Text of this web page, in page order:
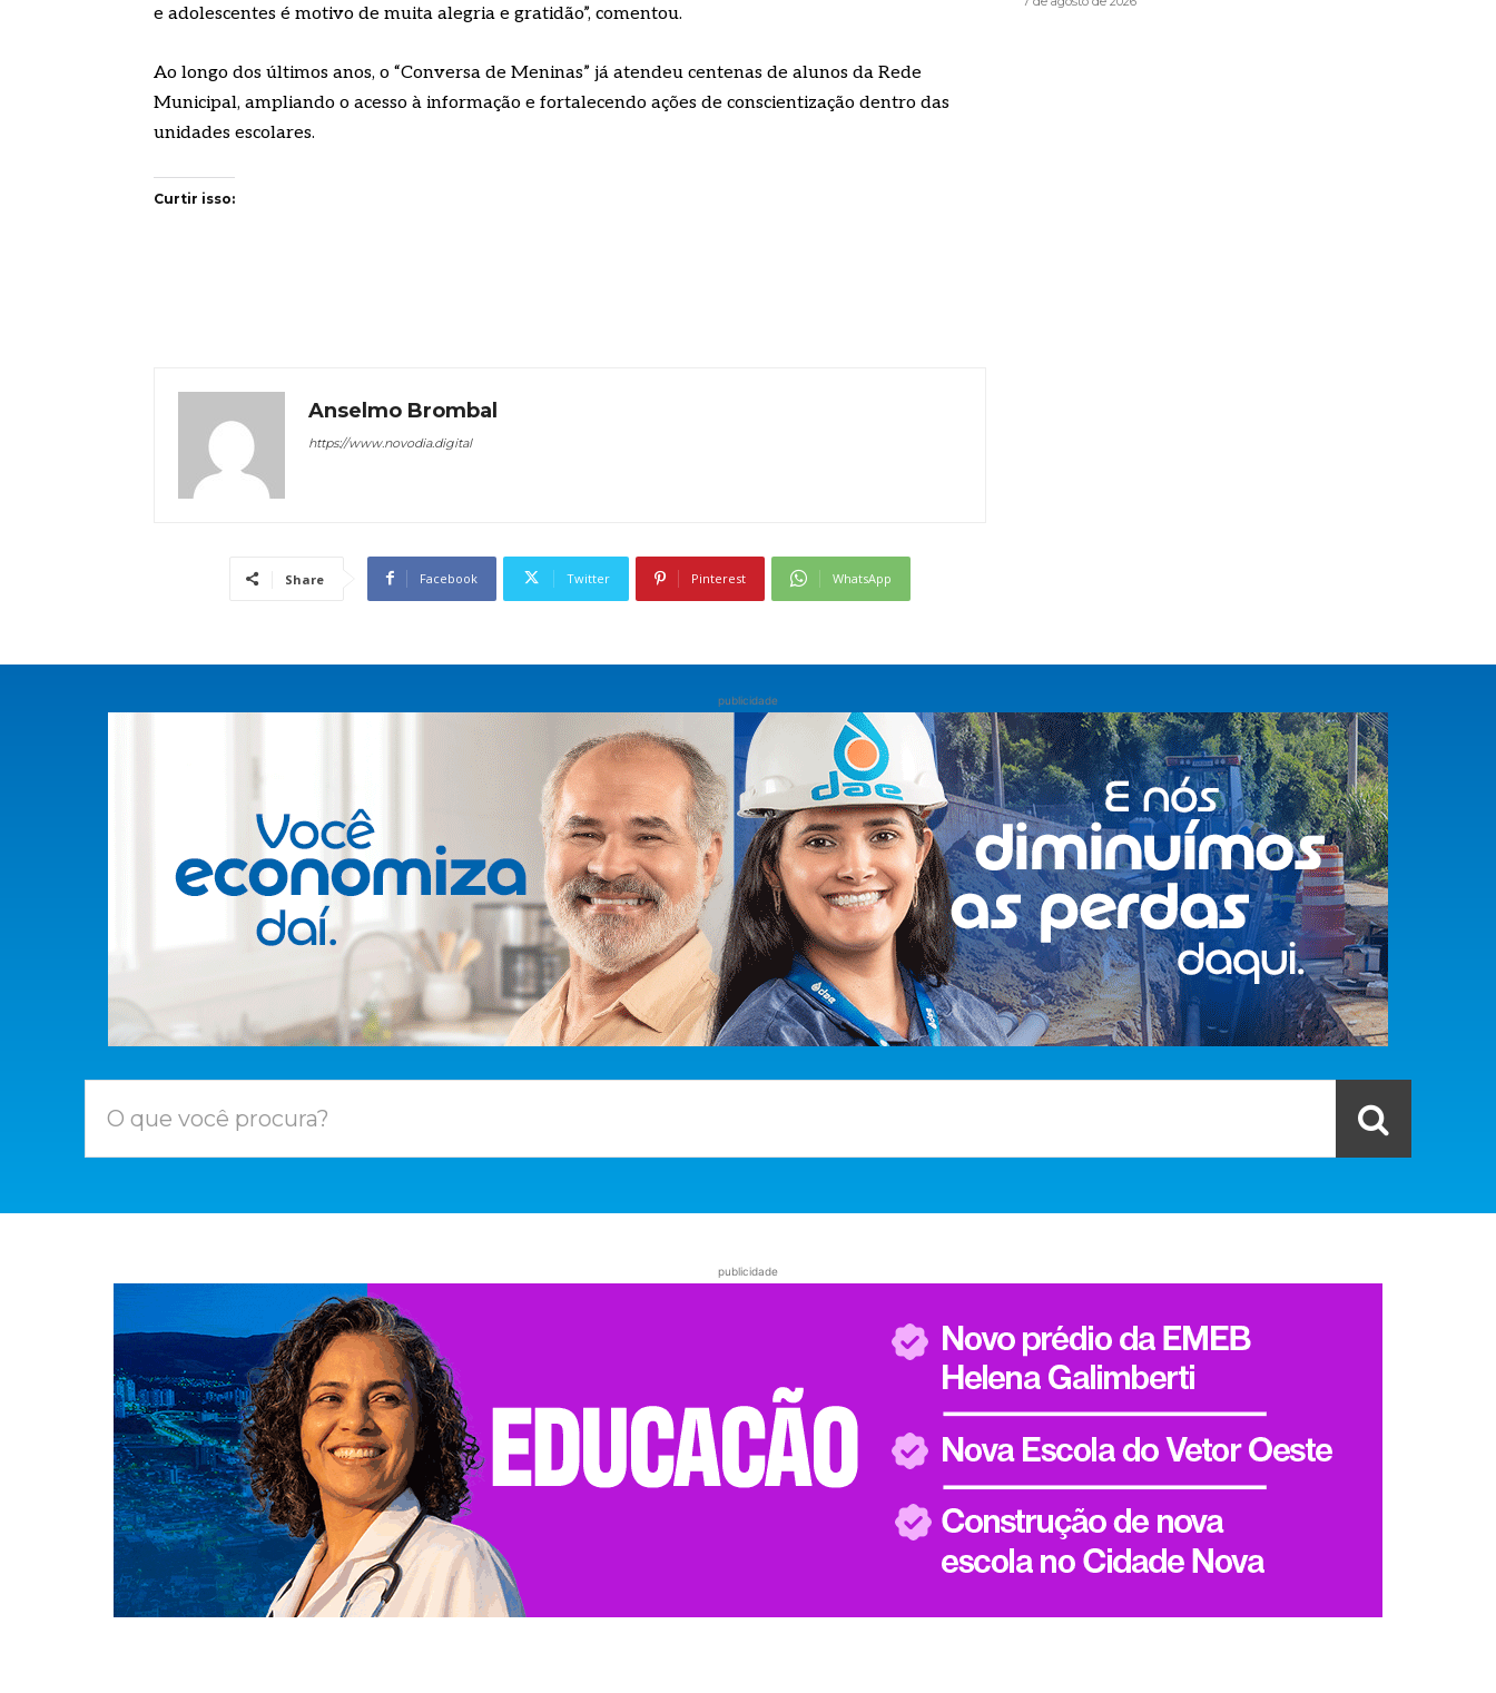
e adolescentes é motivo de muita alegria e gratidão”, comentou.
Ao longo dos últimos anos, o “Conversa de Meninas” já atendeu centenas de alunos da Rede
Municipal, ampliando o acesso à informação e fortalecendo ações de conscientização dentro das
unidades escolares.
Curtir isso:
Anselmo Brombal
https://www.novodia.digital
Share Facebook Twitter Pinterest WhatsApp
publicidade
O que você procura?
publicidade